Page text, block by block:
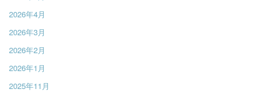
2026年4月
2026年3月
2026年2月
2026年1月
2025年11月